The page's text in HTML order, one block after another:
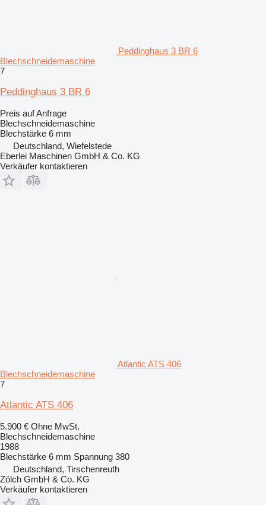
Peddinghaus 3 BR 6
Blechschneidemaschine
7
Peddinghaus 3 BR 6
Preis auf Anfrage
Blechschneidemaschine
Blechstärke 6 mm
Deutschland, Wiefelstede
Eberlei Maschinen GmbH & Co. KG
Verkäufer kontaktieren
Atlantic ATS 406
Blechschneidemaschine
7
Atlantic ATS 406
5.900 € Ohne MwSt.
Blechschneidemaschine
1988
Blechstärke 6 mm Spannung 380
Deutschland, Tirschenreuth
Zölch GmbH & Co. KG
Verkäufer kontaktieren